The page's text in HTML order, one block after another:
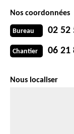
Nos coordonnées
Bureau 02 52
Chantier 06 21
Nous localiser